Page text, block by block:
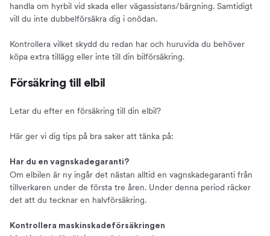
handla om hyrbil vid skada eller vägassistans/bärgning. Samtidigt
vill du inte dubbelförsäkra dig i onödan.
Kontrollera vilket skydd du redan har och huruvida du behöver
köpa extra tillägg eller inte till din bilförsäkring.
Försäkring till elbil
Letar du efter en försäkring till din elbil?
Här ger vi dig tips på bra saker att tänka på:
Har du en vagnskadegaranti?
Om elbilen är ny ingår det nästan alltid en vagnskadegaranti från
tillverkaren under de första tre åren. Under denna period räcker
det att du tecknar en halvförsäkring.
Kontrollera maskinskadeförsäkringen